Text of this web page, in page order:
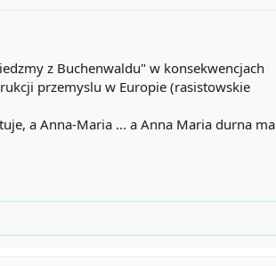
z Buchenwaldu" w konsekwencjach
przemyslu w Europie (rasistowskie
a Anna-Maria ... a Anna Maria durna ma